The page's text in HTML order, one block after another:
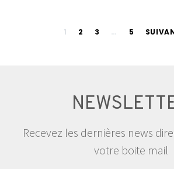
1 2 3 … 5
Recevez les dernières news
votre boite mail